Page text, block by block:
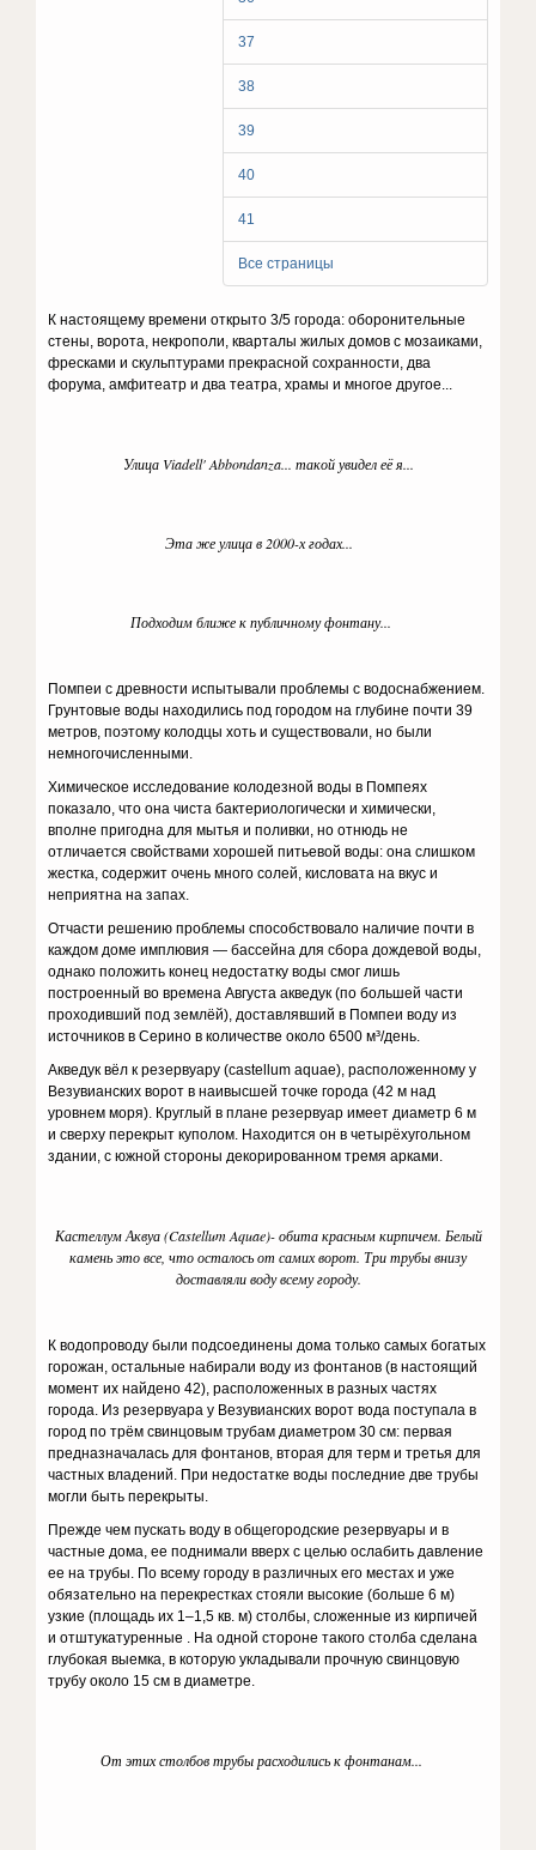
37
38
39
40
41
Все страницы
К настоящему времени открыто 3/5 города: оборонительные
стены, ворота, некрополи, кварталы жилых домов с мозаиками,
фресками и скульптурами прекрасной сохранности, два
форума, амфитеатр и два театра, храмы и многое другое...
Улица Viadell' Abbondanza... такой увидел её я...
Эта же улица в 2000-х годах...
Подходим ближе к публичному фонтану...
Помпеи с древности испытывали проблемы с водоснабжением.
Грунтовые воды находились под городом на глубине почти 39
метров, поэтому колодцы хоть и существовали, но были
немногочисленными.
Химическое исследование колодезной воды в Помпеях
показало, что она чиста бактериологически и химически,
вполне пригодна для мытья и поливки, но отнюдь не
отличается свойствами хорошей питьевой воды: она слишком
жестка, содержит очень много солей, кисловата на вкус и
неприятна на запах.
Отчасти решению проблемы способствовало наличие почти в
каждом доме имплювия — бассейна для сбора дождевой воды,
однако положить конец недостатку воды смог лишь
построенный во времена Августа акведук (по большей части
проходивший под землёй), доставлявший в Помпеи воду из
источников в Серино в количестве около 6500 м³/день.
Акведук вёл к резервуару (castellum aquae), расположенному у
Везувианских ворот в наивысшей точке города (42 м над
уровнем моря). Круглый в плане резервуар имеет диаметр 6 м
и сверху перекрыт куполом. Находится он в четырёхугольном
здании, с южной стороны декорированном тремя арками.
Кастеллум Аквуа (Castellum Aquae)- обита красным кирпичем. Белый
камень это все, что осталось от самих ворот. Три трубы внизу
доставляли воду всему городу.
К водопроводу были подсоединены дома только самых богатых
горожан, остальные набирали воду из фонтанов (в настоящий
момент их найдено 42), расположенных в разных частях
города. Из резервуара у Везувианских ворот вода поступала в
город по трём свинцовым трубам диаметром 30 см: первая
предназначалась для фонтанов, вторая для терм и третья для
частных владений. При недостатке воды последние две трубы
могли быть перекрыты.
Прежде чем пускать воду в общегородские резервуары и в
частные дома, ее поднимали вверх с целью ослабить давление
ее на трубы. По всему городу в различных его местах и уже
обязательно на перекрестках стояли высокие (больше 6 м)
узкие (площадь их 1–1,5 кв. м) столбы, сложенные из кирпичей
и отштукатуренные . На одной стороне такого столба сделана
глубокая выемка, в которую укладывали прочную свинцовую
трубу около 15 см в диаметре.
От этих столбов трубы расходились к фонтанам...